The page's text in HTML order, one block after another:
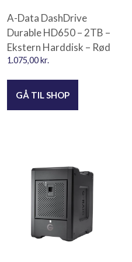
A-Data DashDrive
Durable HD650 – 2TB –
Ekstern Harddisk – Rød
1.075,00kr.
GÅ TIL SHOP